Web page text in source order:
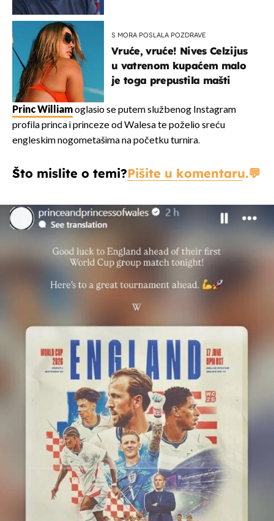
S MORA POSLALA POZDRAVE
Vruće, vruće! Nives Celzijus
u vatrenom kupaćem malo
je toga prepustila mašti
Princ Williamoglasio se putem službenog Instagram
profila princa i princeze od Walesa te poželio sreću
engleskim nogometašima na početku turnira.
Što mislite o temi?Pišite u komentaru.